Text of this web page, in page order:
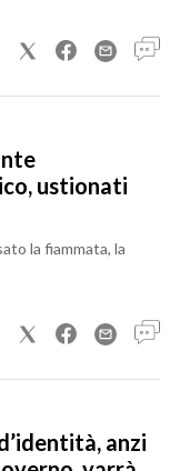
ustionati
la fiammata, la
anzi